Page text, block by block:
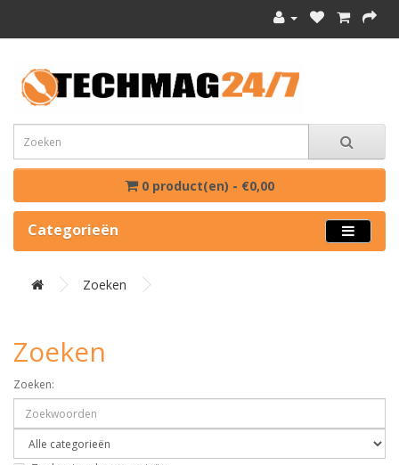
0 product(en) - €0,00
Categorieën
Zoeken
Zoeken
Zoeken: